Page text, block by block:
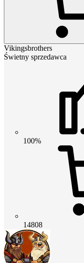
Vikingsbrothers
Świetny sprzedawca
100%
14808